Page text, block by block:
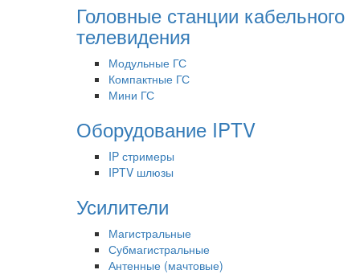
Головные станции кабельного
телевидения
Модульные ГС
Компактные ГС
Мини ГС
Оборудование IPTV
IP стримеры
IPTV шлюзы
Усилители
Магистральные
Субмагистральные
Антенные (мачтовые)